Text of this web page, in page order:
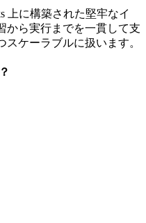
上に構築された堅牢なイ
から実行までを一貫して支
ケーラブルに扱います。